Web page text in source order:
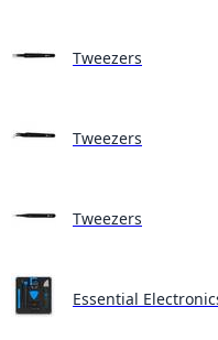
Tweezers
Tweezers
Tweezers
Essential